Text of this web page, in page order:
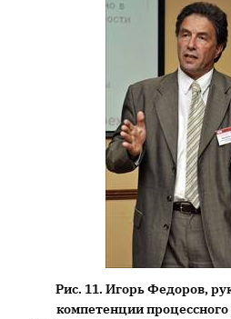
Рис. 11. Игорь Федоров,
компетенции